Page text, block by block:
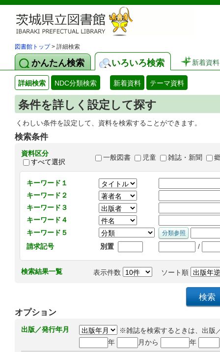
図書館トップ> 詳細検索
かんたん検索 いろいろ検索 新着資料
詳細検索 NDC分類検索 新着資料 テーマ資料
条件を詳しく設定して探す
くわしい条件を設定して、資料を検索することができます。
検索条件
資料区分
すべて選択
一般図書 児童 雑誌・新聞
キーワード１
キーワード２
キーワード３
キーワード４
キーワード５
請求記号
別置 /
検索結果一覧 表示件数 ソート順
オプション
出版／発行年月
※雑誌を検索するときは、出版
年
月から 年